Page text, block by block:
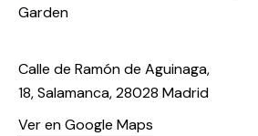
Calle de Ramón de Aguinaga,
18, Salamanca, 28028 Madrid
Ver en Google Maps